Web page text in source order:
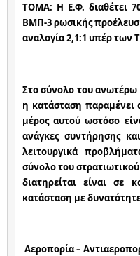
ΤΟΜΑ: Η Ε.Φ. διαθέτει
ΒΜΠ-3 ρωσικής
αναλογία 2,1:1 υπέρ των
Στο σύνολο του ανωτέρω
η κατάσταση παραμένει
μέρος αυτού ωστόσο
ανάγκες συντήρησης
λειτουργικά
σύνολο του
διατηρείται είναι σε
κατάσταση με
Αεροπορία –